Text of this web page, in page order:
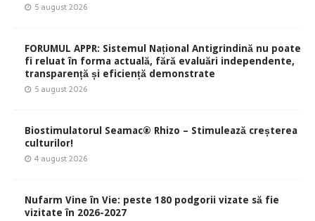
5 august 2026
FORUMUL APPR: Sistemul Național Antigrindină nu poate
fi reluat în forma actuală, fără evaluări independente,
transparență și eficiență demonstrate
5 august 2026
Biostimulatorul Seamac® Rhizo – Stimulează creșterea
culturilor!
4 august 2026
Nufarm Vine în Vie: peste 180 podgorii vizate să fie
vizitate în 2026-2027